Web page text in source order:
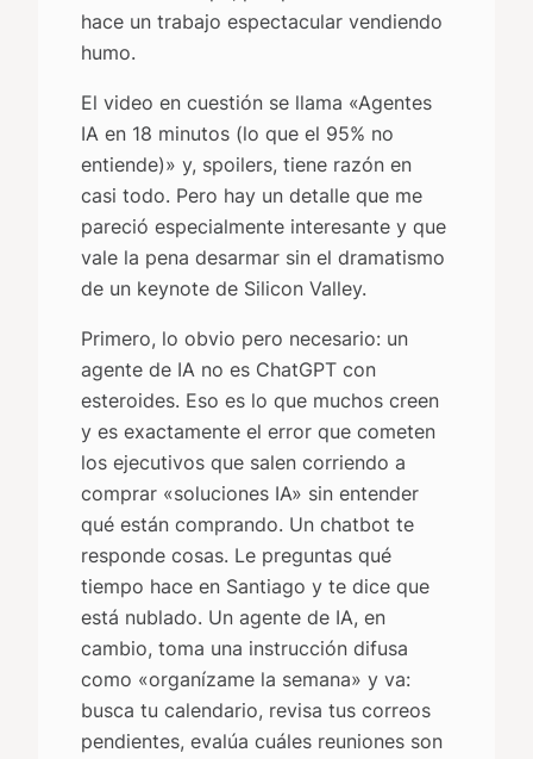
hace un trabajo espectacular vendiendo
humo.
El video en cuestión se llama «Agentes
IA en 18 minutos (lo que el 95% no
entiende)» y, spoilers, tiene razón en
casi todo. Pero hay un detalle que me
pareció especialmente interesante y que
vale la pena desarmar sin el dramatismo
de un keynote de Silicon Valley.
Primero, lo obvio pero necesario: un
agente de IA no es ChatGPT con
esteroides. Eso es lo que muchos creen
y es exactamente el error que cometen
los ejecutivos que salen corriendo a
comprar «soluciones IA» sin entender
qué están comprando. Un chatbot te
responde cosas. Le preguntas qué
tiempo hace en Santiago y te dice que
está nublado. Un agente de IA, en
cambio, toma una instrucción difusa
como «organízame la semana» y va:
busca tu calendario, revisa tus correos
pendientes, evalúa cuáles reuniones son